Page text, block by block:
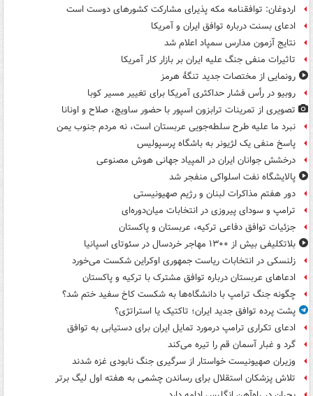
اردوغان: توافقنامه مکه پذیرای مشارکت کشورهای دوست است
ادعای بسنت درباره توافق ایران و آمریکا
نتایج آزمون مدارس سمپاد اعلام شد
تاثیرات منفی جنگ علیه ایران بر بازار کار آمریکا
رونمایی از مختصات جدید تنگۀ هرمز
روبیو در رأس فشار حداکثری آمریکا برای تغییر مسیر کوبا
تصویری از تمرینات ترابزون اسپور با حضور ساویچ، صلاح و اونانا
نبرد ما علیه طرح سلطه‌جویی عربستان است، نه مردم جنوب یمن
پاسخ منفی یک لژیونر به باشگاه پرسپولیس
درخشش جوانان ایران در المپیاد جهانی هوش مصنوعی
پالایشگاه نفت اسلواکی منفجر شد
دور هفتم مذاکرات لبنان و رژیم صهیونیستی
ترامپ و سودای پیروزی در انتخابات میان‌دوره‌ای
جزئیات توافق دفاعی ترکیه، عربستان و پاکستان
بلاتکلیفی بیش از ۱۳۰۰ مهاجر خردسال در سئوتای اسپانیا
زلنسکی در انتخابات ریاست جمهوری اوکراین شکست می‌خورد
ادعاهای عربستان درباره توافق مشترک با ترکیه و پاکستان
چگونه جنگ ترامپ با دانشگاه‌ها به شکست کاخ سفید ختم شد؟
پشت پرده توافق جدید ایران؛ تاکتیک یا استراتژی؟
ادعای تکراری ترامپ درمورد تمایل ایران برای دستیابی به توافق
گرد و غبار آسمان قم را تیره می‌کند
وزیران صهیونیست خواستار از سرگیری جنگ نابودی غزه شدند
تلاش پزشکان استقلال برای رساندن چشمی به هفته اول لیگ برتر